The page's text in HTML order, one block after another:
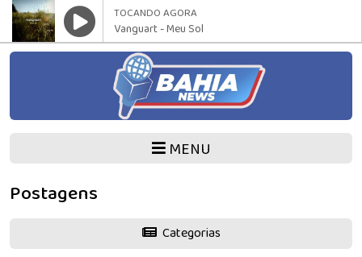
TOCANDO AGORA
Vanguart - Meu Sol
MENU
Postagens
Categorias